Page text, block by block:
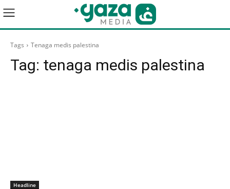
Tags Tenaga medis palestina
Tag: tenaga medis palestina
Headline